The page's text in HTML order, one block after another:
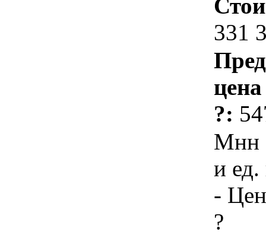
331
?:
Мнн
и ед.
-
?